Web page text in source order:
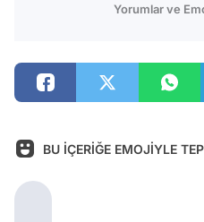
Yorumlar ve
BU İÇERİĞE EMOJİYLE